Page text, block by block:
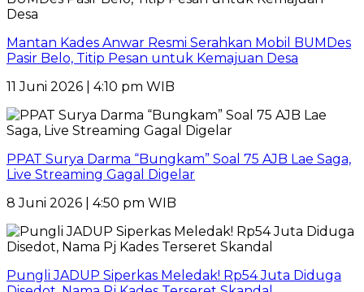
Mantan Kades Anwar Resmi Serahkan Mobil BUMDes
Pasir Belo, Titip Pesan untuk Kemajuan Desa
11 Juni 2026 | 4:10 pm WIB
PPAT Surya Darma “Bungkam” Soal 75 AJB Lae Saga,
Live Streaming Gagal Digelar
8 Juni 2026 | 4:50 pm WIB
Pungli JADUP Siperkas Meledak! Rp54 Juta Diduga